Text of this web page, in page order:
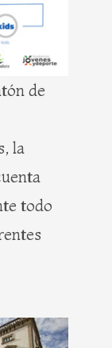
de
la
todo